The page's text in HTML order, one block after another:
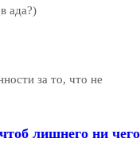
ада?)
за то, что не
лишнего ни чего